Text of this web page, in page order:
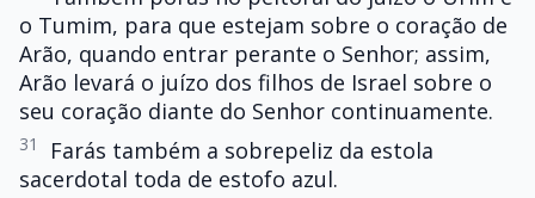
o Tumim, para que estejam sobre o coração de
Arão, quando entrar perante o Senhor; assim,
Arão levará o juízo dos filhos de Israel sobre o
seu coração diante do Senhor continuamente.
31
Farás também a sobrepeliz da estola
sacerdotal toda de estofo azul.